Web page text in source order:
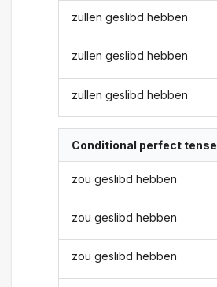
zullen geslibd hebben
zullen geslibd hebben
zullen geslibd hebben
Conditional perfect tense
zou geslibd hebben
zou geslibd hebben
zou geslibd hebben